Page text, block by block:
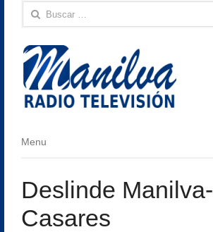
Buscar:
Menu
Menu
Deslinde Manilva-
Casares